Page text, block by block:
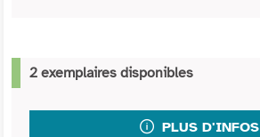
2 exemplaires disponibles
PLUS D'INFOS